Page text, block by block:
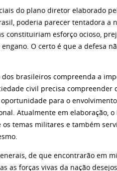
do plano diretor elaborado
poderia parecer tentadora a
constituiriam esforço ocioso,
O certo é que a defesa
brasileiros compreenda a
civil precisa compreender
para o
Atualmente em elaboração,
temas militares e também
de que encontrarão em
as forças vivas da nação